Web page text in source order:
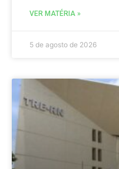
VER MATÉRIA »
5 de agosto de 2026